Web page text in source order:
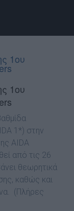
1ου
1ου
1*) στην
AIDA
από τις 26
θεωρητικά
καθώς και
(Πλήρες